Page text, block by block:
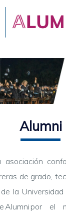
Alumni
de grado,
de la
Alumni por el